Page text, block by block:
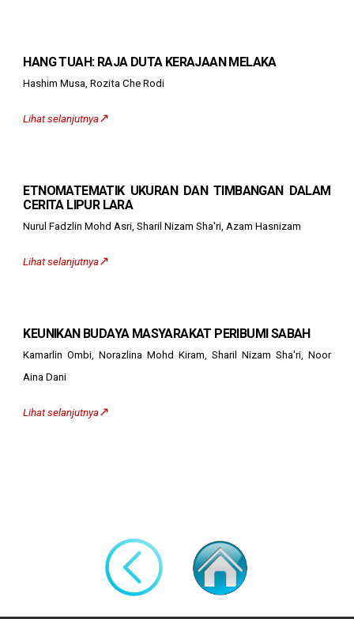
HANG TUAH: RAJA DUTA KERAJAAN MELAKA
Hashim Musa, Rozita Che Rodi
Lihat selanjutnya↗️
ETNOMATEMATIK UKURAN DAN TIMBANGAN DALAM
CERITA LIPUR LARA
Nurul Fadzlin Mohd Asri, Sharil Nizam Sha'ri, Azam Hasnizam
Lihat selanjutnya↗️
KEUNIKAN BUDAYA MASYARAKAT PERIBUMI SABAH
Kamarlin Ombi, Norazlina Mohd Kiram, Sharil Nizam Sha'ri, Noor
Aina Dani
Lihat selanjutnya↗️